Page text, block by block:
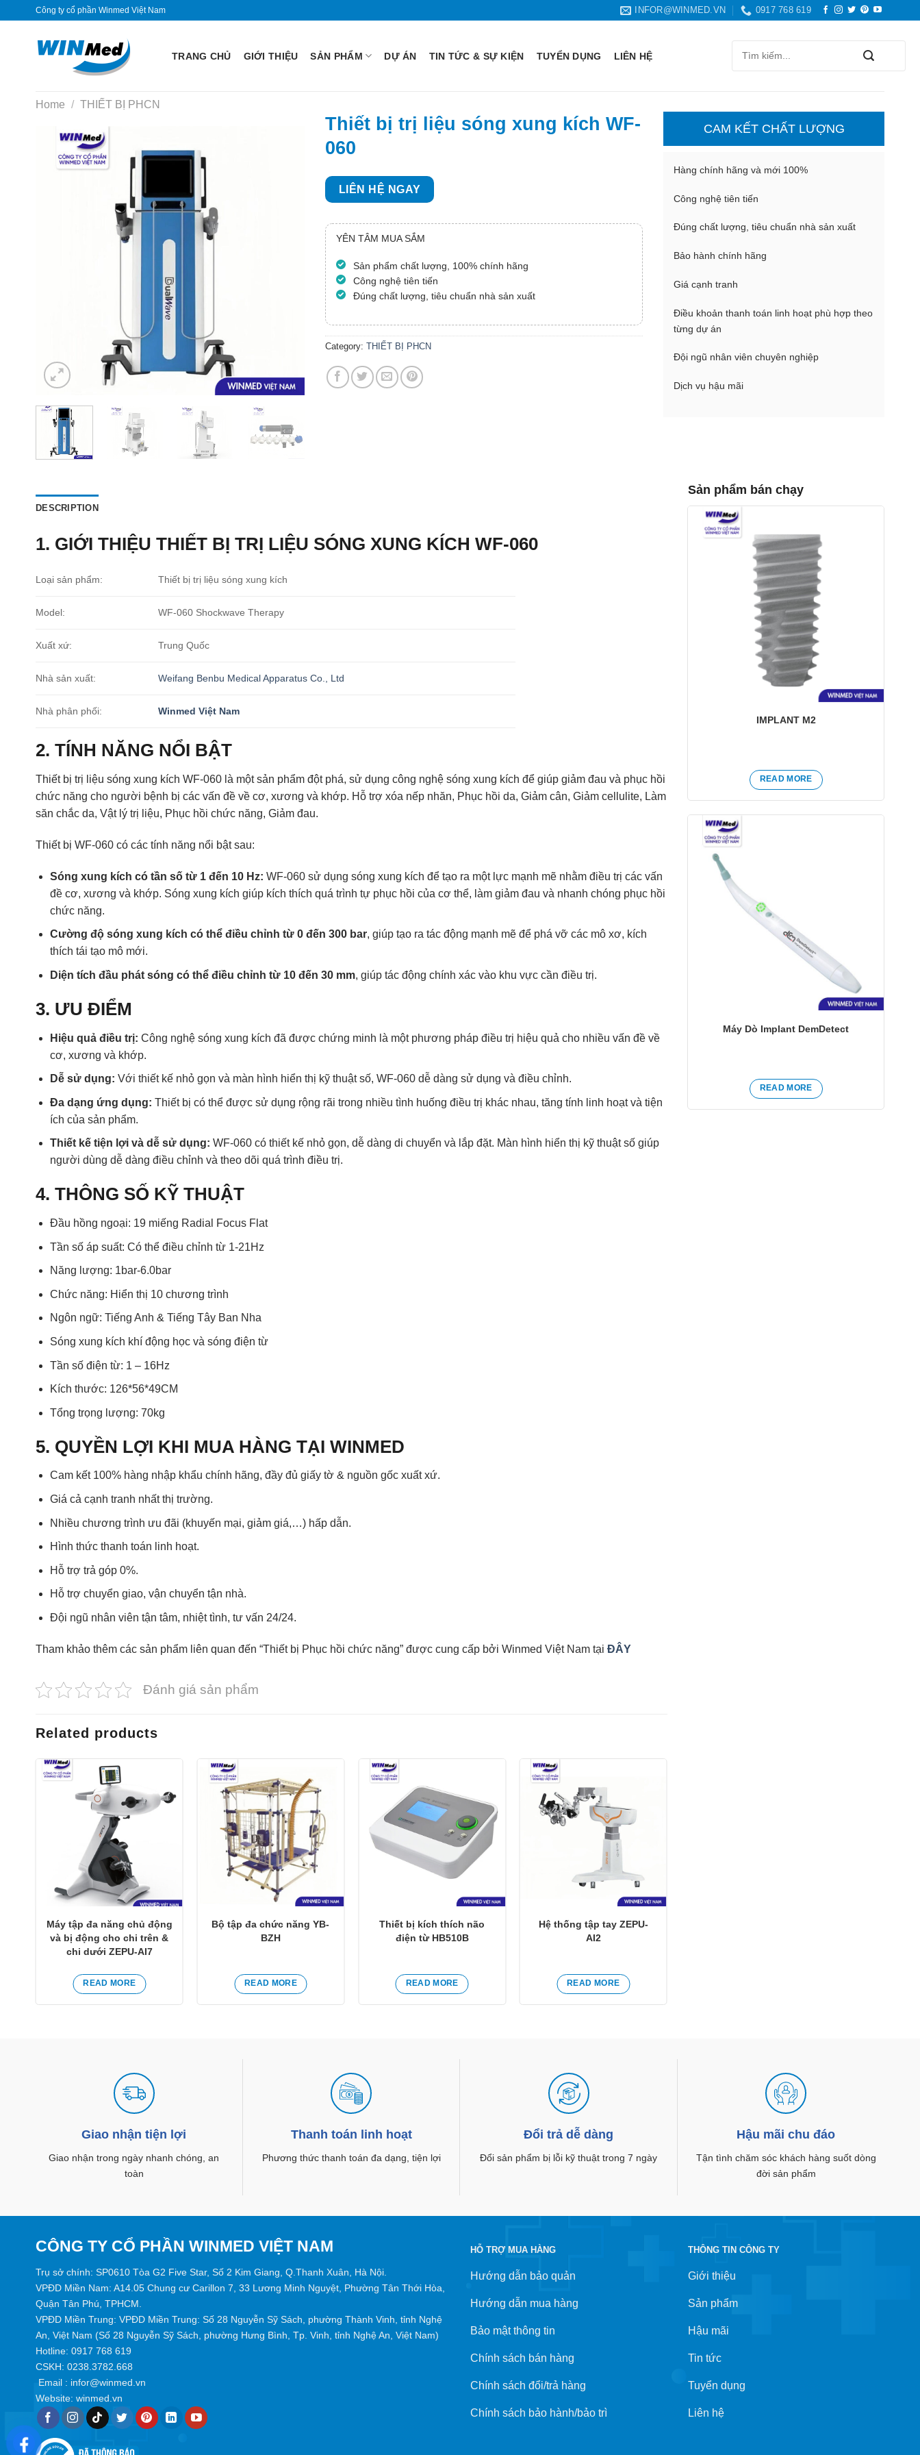
Công ty cổ phần Winmed Việt Nam INFOR@WINMED.VN 0917 768 619
TRANG CHỦ GIỚI THIỆU SẢN PHẨM DỰ ÁN TIN TỨC & SỰ KIỆN TUYỂN DỤNG LIÊN HỆ
Home / THIẾT BỊ PHCN
Thiết bị trị liệu sóng xung kích WF-
060
LIÊN HỆ NGAY
YÊN TÂM MUA SẮM
Sản phẩm chất lượng, 100% chính hãng
Công nghệ tiên tiến
Đúng chất lượng, tiêu chuẩn nhà sản xuất
Category:THIẾT BỊ PHCN
CAM KẾT CHẤT LƯỢNG
Hàng chính hãng và mới 100%
Công nghệ tiên tiến
Đúng chất lượng, tiêu chuẩn nhà sản xuất
Bảo hành chính hãng
Giá cạnh tranh
Điều khoản thanh toán linh hoạt phù hợp theo
từng dự án
Đội ngũ nhân viên chuyên nghiệp
Dịch vụ hậu mãi
DESCRIPTION
1. GIỚI THIỆU THIẾT BỊ TRỊ LIỆU SÓNG XUNG KÍCH WF-060
Loại sản phẩm: Thiết bị trị liệu sóng xung kích
Model: WF-060 Shockwave Therapy
Xuất xứ: Trung Quốc
Nhà sản xuất: Weifang Benbu Medical Apparatus Co., Ltd
Nhà phân phối: Winmed Việt Nam
2. TÍNH NĂNG NỔI BẬT
Thiết bị trị liệu sóng xung kích WF-060 là một sản phẩm đột phá, sử dụng công nghệ sóng xung kích để giúp giảm đau và phục hồi
chức năng cho người bệnh bị các vấn đề về cơ, xương và khớp. Hỗ trợ xóa nếp nhăn, Phục hồi da, Giảm cân, Giảm cellulite, Làm
săn chắc da, Vật lý trị liệu, Phục hồi chức năng, Giảm đau.
Thiết bị WF-060 có các tính năng nổi bật sau:
Sóng xung kích có tần số từ 1 đến 10 Hz: WF-060 sử dụng sóng xung kích để tạo ra một lực mạnh mẽ nhằm điều trị các vấn
đề cơ, xương và khớp. Sóng xung kích giúp kích thích quá trình tự phục hồi của cơ thể, làm giảm đau và nhanh chóng phục hồi
chức năng.
Cường độ sóng xung kích có thể điều chỉnh từ 0 đến 300 bar, giúp tạo ra tác động mạnh mẽ để phá vỡ các mô xơ, kích
thích tái tạo mô mới.
Diện tích đầu phát sóng có thể điều chỉnh từ 10 đến 30 mm, giúp tác động chính xác vào khu vực cần điều trị.
3. ƯU ĐIỂM
Hiệu quả điều trị: Công nghệ sóng xung kích đã được chứng minh là một phương pháp điều trị hiệu quả cho nhiều vấn đề về
cơ, xương và khớp.
Dễ sử dụng: Với thiết kế nhỏ gọn và màn hình hiển thị kỹ thuật số, WF-060 dễ dàng sử dụng và điều chỉnh.
Đa dạng ứng dụng: Thiết bị có thể được sử dụng rộng rãi trong nhiều tình huống điều trị khác nhau, tăng tính linh hoạt và tiện
ích của sản phẩm.
Thiết kế tiện lợi và dễ sử dụng: WF-060 có thiết kế nhỏ gọn, dễ dàng di chuyển và lắp đặt. Màn hình hiển thị kỹ thuật số giúp
người dùng dễ dàng điều chỉnh và theo dõi quá trình điều trị.
4. THÔNG SỐ KỸ THUẬT
Đầu hồng ngoại: 19 miếng Radial Focus Flat
Tần số áp suất: Có thể điều chỉnh từ 1-21Hz
Năng lượng: 1bar-6.0bar
Chức năng: Hiển thị 10 chương trình
Ngôn ngữ: Tiếng Anh & Tiếng Tây Ban Nha
Sóng xung kích khí động học và sóng điện từ
Tần số điện từ: 1 – 16Hz
Kích thước: 126*56*49CM
Tổng trọng lượng: 70kg
5. QUYỀN LỢI KHI MUA HÀNG TẠI WINMED
Cam kết 100% hàng nhập khẩu chính hãng, đầy đủ giấy tờ & nguồn gốc xuất xứ.
Giá cả cạnh tranh nhất thị trường.
Nhiều chương trình ưu đãi (khuyến mại, giảm giá,…) hấp dẫn.
Hình thức thanh toán linh hoạt.
Hỗ trợ trả góp 0%.
Hỗ trợ chuyển giao, vận chuyển tận nhà.
Đội ngũ nhân viên tận tâm, nhiệt tình, tư vấn 24/24.
Tham khảo thêm các sản phẩm liên quan đến “Thiết bị Phục hồi chức năng” được cung cấp bởi Winmed Việt Nam tại ĐÂY
Đánh giá sản phẩm
Related products
Máy tập đa năng chủ động
và bị động cho chi trên &
chi dưới ZEPU-AI7
READ MORE
Yêu
thích
Bộ tập đa chức năng YB-
BZH
READ MORE
Yêu
thích
Thiết bị kích thích não
điện từ HB510B
READ MORE
Hệ thống tập tay ZEPU-
AI2
READ MORE
Sản phẩm bán chạy
IMPLANT M2
READ MORE
Máy Dò Implant DemDetect
READ MORE
Giao nhận tiện lợi
Giao nhận trong ngày nhanh chóng, an
toàn
Thanh toán linh hoạt
Phương thức thanh toán đa dạng, tiện lợi
Đổi trả dễ dàng
Đổi sản phẩm bị lỗi kỹ thuật trong 7 ngày
Hậu mãi chu đáo
Tận tình chăm sóc khách hàng suốt dòng
đời sản phẩm
CÔNG TY CỔ PHẦN WINMED VIỆT NAM
Trụ sở chính: SP0610 Tòa G2 Five Star, Số 2 Kim Giang, Q.Thanh Xuân, Hà Nội.
VPĐD Miền Nam: A14.05 Chung cư Carillon 7, 33 Lương Minh Nguyệt, Phường Tân Thới Hòa,
Quận Tân Phú, TPHCM.
VPĐD Miền Trung: VPĐD Miền Trung: Số 28 Nguyễn Sỹ Sách, phường Thành Vinh, tỉnh Nghệ
An, Việt Nam (Số 28 Nguyễn Sỹ Sách, phường Hưng Bình, Tp. Vinh, tỉnh Nghệ An, Việt Nam)
Hotline: 0917 768 619
CSKH: 0238.3782.668
Email : infor@winmed.vn
Website: winmed.vn
HỖ TRỢ MUA HÀNG
Hướng dẫn bảo quản
Hướng dẫn mua hàng
Bảo mật thông tin
Chính sách bán hàng
Chính sách đổi/trả hàng
Chính sách bảo hành/bảo trì
THÔNG TIN CÔNG TY
Giới thiệu
Sản phẩm
Hậu mãi
Tin tức
Tuyển dụng
Liên hệ